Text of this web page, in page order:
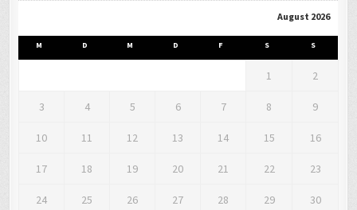
August 2026
M D M D F S S
1 2
3 4 5 6 7 8 9
10 11 12 13 14 15 16
17 18 19 20 21 22 23
24 25 26 27 28 29 30